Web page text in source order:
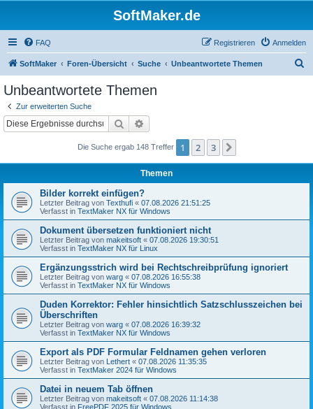
SoftMaker.de
FAQ Anmelden
Registrieren
SoftMaker Foren-Übersicht Suche Unbeantwortete Themen
Unbeantwortete Themen
Zur erweiterten Suche
Suche
Die Suche ergab 148 Treffer 1 2 3
Themen
Bilder korrekt einfügen?
Letzter Beitrag von Texthufi « 07.08.2026 21:51:25
Verfasst in TextMaker NX für Windows
Dokument übersetzen funktioniert nicht
Letzter Beitrag von makeitsoft « 07.08.2026 19:30:51
Verfasst in TextMaker NX für Linux
Ergänzungsstrich wird bei Rechtschreibprüfung ignoriert
Letzter Beitrag von warg « 07.08.2026 16:55:38
Verfasst in TextMaker NX für Windows
Duden Korrektor: Fehler hinsichtlich Satzschlusszeichen bei
Überschriften
Letzter Beitrag von warg « 07.08.2026 16:39:32
Verfasst in TextMaker NX für Windows
Export als PDF Formular Feldnamen gehen verloren
Letzter Beitrag von Lethert « 07.08.2026 11:35:35
Verfasst in TextMaker 2024 für Windows
Datei in neuem Tab öffnen
Letzter Beitrag von makeitsoft « 07.08.2026 11:14:38
Verfasst in FreePDF 2025 für Windows